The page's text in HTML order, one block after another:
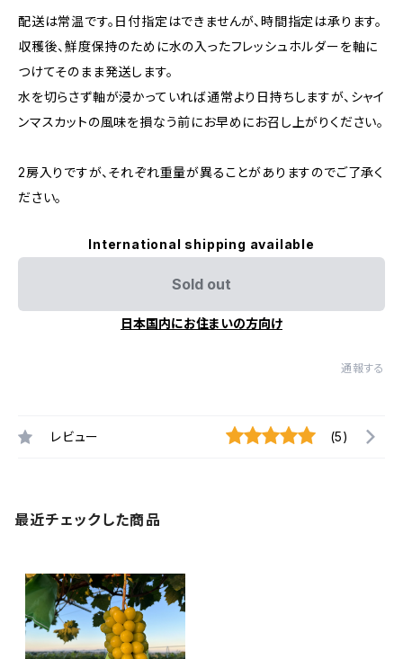
配送は常温です。日付指定はできませんが、時間指定は承ります。
収穫後、鮮度保持のために水の入ったフレッシュホルダーを軸に
つけてそのまま発送します。
水を切らさず軸が浸かっていれば通常より日持ちしますが、シャイ
ンマスカットの風味を損なう前にお早めにお召し上がりください。
2房入りですが、それぞれ重量が異ることがありますのでご了承く
ださい。
International shipping available
Sold out
日本国内にお住まいの方向け
通報する
レビュー (5)
最近チェックした商品